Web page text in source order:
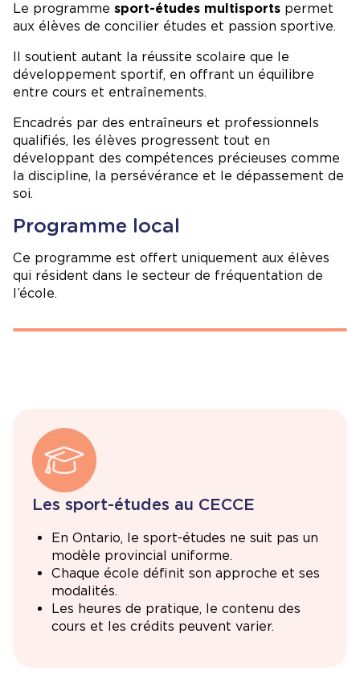
Le programme sport-études multisports permet
aux élèves de concilier études et passion sportive.
Il soutient autant la réussite scolaire que le
développement sportif, en offrant un équilibre
entre cours et entraînements.
Encadrés par des entraîneurs et professionnels
qualifiés, les élèves progressent tout en
développant des compétences précieuses comme
la discipline, la persévérance et le dépassement de
soi.
Programme local
Ce programme est offert uniquement aux élèves
qui résident dans le secteur de fréquentation de
l’école.
Les sport-études au CECCE
En Ontario, le sport-études ne suit pas un
modèle provincial uniforme.
Chaque école définit son approche et ses
modalités.
Les heures de pratique, le contenu des
cours et les crédits peuvent varier.